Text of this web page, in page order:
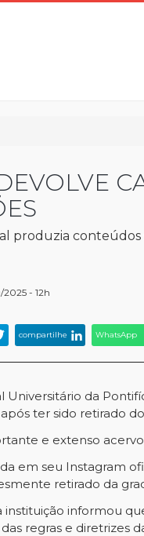
produzia
2025 - 12h
compartilhe WhatsApp
Universitário da
ter sido retirado
e extenso
em seu Instagram
retirado da
instituição informou
regras e diretrizes